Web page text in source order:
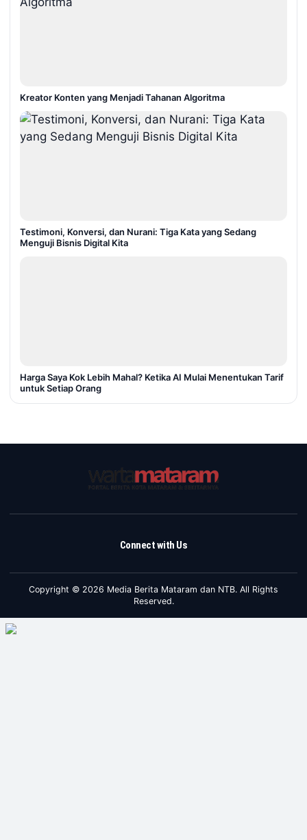
Kreator Konten yang Menjadi Tahanan Algoritma
Testimoni, Konversi, dan Nurani: Tiga Kata yang Sedang
Menguji Bisnis Digital Kita
Harga Saya Kok Lebih Mahal? Ketika AI Mulai Menentukan Tarif
untuk Setiap Orang
Connect with Us
Copyright © 2026 Media Berita Mataram dan NTB. All Rights
Reserved.